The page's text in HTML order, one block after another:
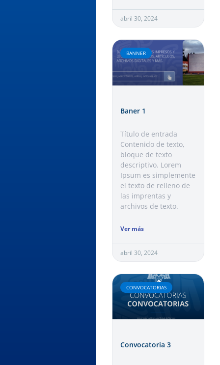
abril 30, 2024
BANNER
Baner 1
Título de entrada​
Contenido de texto,
bloque de texto
descriptivo. Lorem
Ipsum es simplemente
el texto de relleno de
las imprentas y
archivos de texto.
Ver más
abril 30, 2024
CONVOCATORIAS
Convocatoria 3